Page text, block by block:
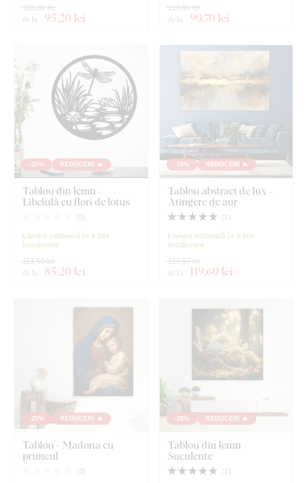
de la 95,20 lei
126,90 lei
de la 90,70 lei
120,90 lei
-25% REDUCERI 🔥
Tablou din lemn -
Libelulă cu flori de lotus
( 0 )
Livrare estimată în 4 zile
lucrătoare
de la 85,20 lei
113,50 lei
-25% REDUCERI 🔥
Tablou abstract de lux -
Atingere de aur
( )
Livrare estimată în 5 zile
lucrătoare
de la 119,60 lei
159,50 lei
-25% REDUCERI 🔥
Tablou - Madona cu
pruncul
( 0)
-25% REDUCERI 🔥
Tablou din lemn -
Suculente
( 1 )